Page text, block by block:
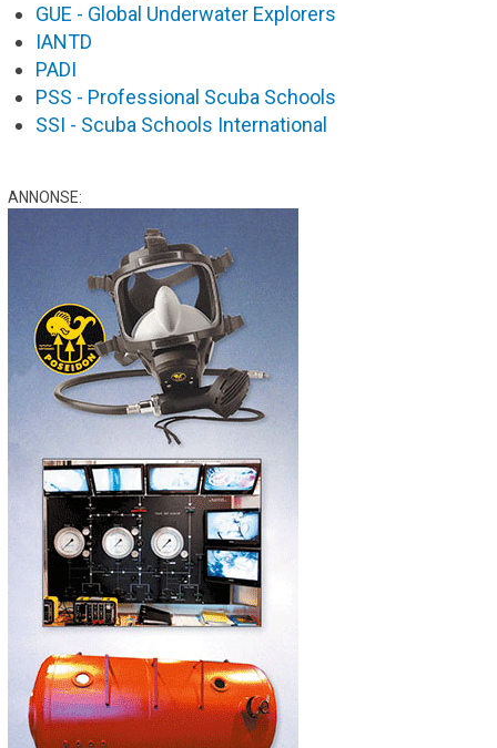
GUE - Global Underwater Explorers
IANTD
PADI
PSS - Professional Scuba Schools
SSI - Scuba Schools International
ANNONSE: